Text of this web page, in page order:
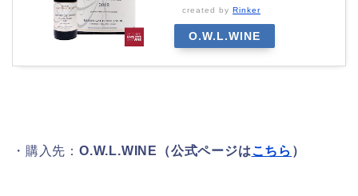
created by Rinker
O.W.L.WINE
・購入先： O.W.L.WINE（公式ページは こちら ）